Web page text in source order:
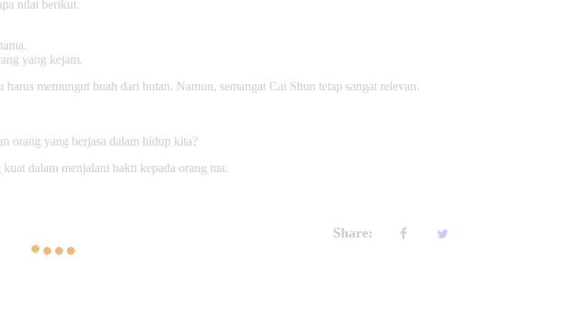
nilai berikut.
yang kejam.
memungut buah dari hutan. Namun, semangat Cai Shun tetap sangat relevan.
orang yang berjasa dalam hidup kita?
dalam menjalani bakti kepada orang tua.
Share: